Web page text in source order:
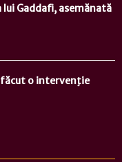
lui Gaddafi, asemănată
făcut o intervenţie